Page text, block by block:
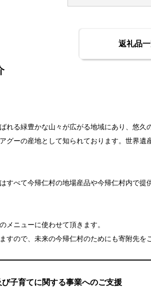
返礼品
れる緑豊かな山々が広がる地域にあり、悠
グーの産地として知られております。世界
べて今帰仁村の地場産品や今帰仁村内で提
メニューに使わせて頂きます。
すので、未来の今帰仁村のためにも寄附先を
子育てに関する事業へのご支援